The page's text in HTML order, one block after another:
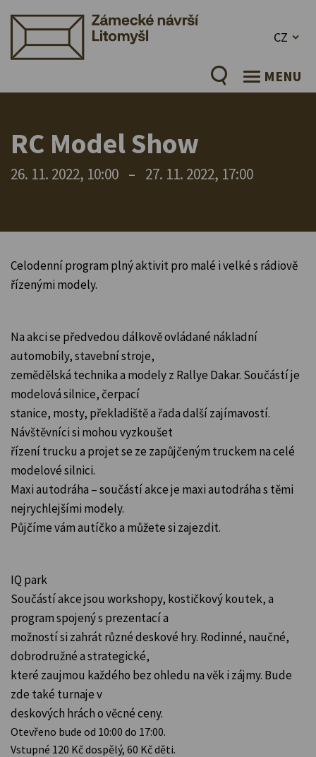
CZ
MENU
RC Model Show
26. 11. 2022, 10:00 – 27. 11. 2022, 17:00
Celodenní program plný aktivit pro malé i velké s rádiově
řízenými modely.
Na akci se předvedou dálkově ovládané nákladní
automobily, stavební stroje,
zemědělská technika a modely z Rallye Dakar. Součástí je
modelová silnice, čerpací
stanice, mosty, překladiště a řada další zajímavostí.
Návštěvníci si mohou vyzkoušet
řízení trucku a projet se ze zapůjčeným truckem na celé
modelové silnici.
Maxi autodráha – součástí akce je maxi autodráha s těmi
nejrychlejšími modely.
Půjčíme vám autíčko a můžete si zajezdit.
IQ park
Součástí akce jsou workshopy, kostičkový koutek, a
program spojený s prezentací a
možností si zahrát různé deskové hry. Rodinné, naučné,
dobrodružné a strategické,
které zaujmou každého bez ohledu na věk i zájmy. Bude
zde také turnaje v
deskových hrách o věcné ceny.
Otevřeno bude od 10:00 do 17:00.
Vstupné 120 Kč dospělý, 60 Kč děti.